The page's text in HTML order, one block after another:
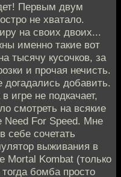
Первым двум
не хватало.
на своих двоих...
именно такие вот
тысячу кусочков, за
и прочая нечисть.
добавить.
игре не подкачает,
смотреть на всякие
Need For Speed. Мне
себе сочетать
выживания в
Mortal Kombat (только
бомба просто